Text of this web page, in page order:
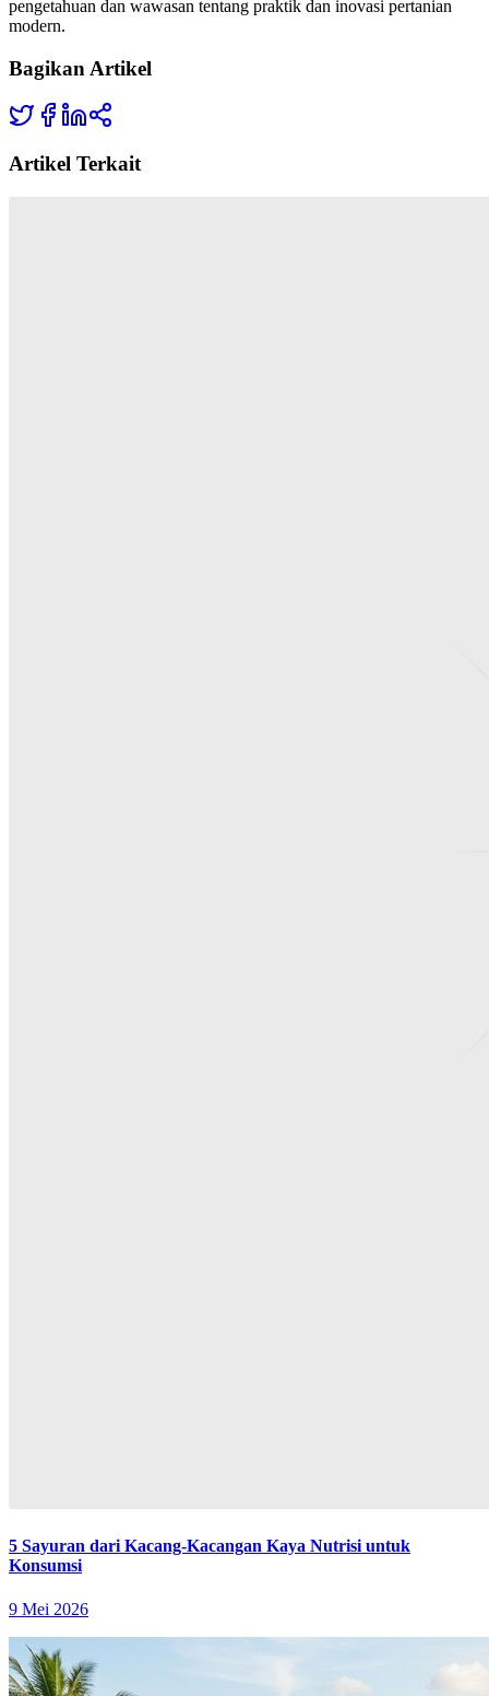
pengetahuan dan wawasan tentang praktik dan inovasi pertanian
modern.
Bagikan Artikel
Artikel Terkait
5 Sayuran dari Kacang-Kacangan Kaya Nutrisi untuk
Konsumsi
9 Mei 2026